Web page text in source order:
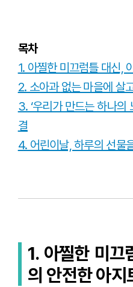
목차
1. 아찔한 미끄럼틀 대신,
2. 소아과 없는 마을에 살
3. ‘우리가 만드는 하나의
결
4. 어린이날, 하루의 선물
1. 아찔한 미끄
의 안전한 아지